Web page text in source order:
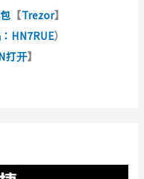
【Trezor】
HN7RUE）
打开】